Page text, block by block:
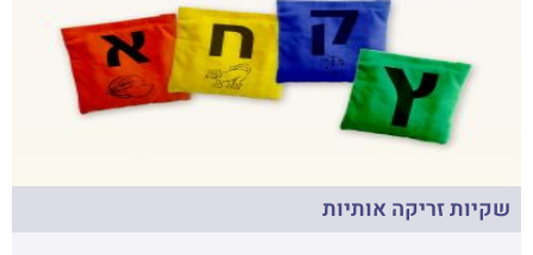
שקיות זריקה אותיות